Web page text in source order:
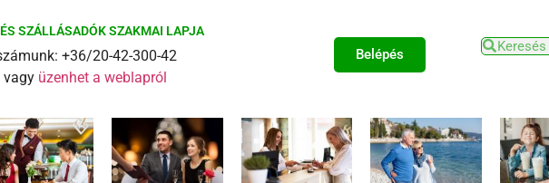
SZÁLLÁSADÓK SZAKMAI LAPJA
+36/20-42-300-42
vagy üzenhet a weblapról
Belépés